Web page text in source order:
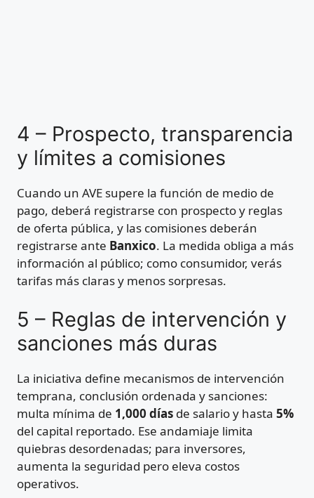
4 – Prospecto, transparencia
y límites a comisiones
Cuando un AVE supere la función de medio de
pago, deberá registrarse con prospecto y reglas
de oferta pública, y las comisiones deberán
registrarse ante Banxico. La medida obliga a más
información al público; como consumidor, verás
tarifas más claras y menos sorpresas.
5 – Reglas de intervención y
sanciones más duras
La iniciativa define mecanismos de intervención
temprana, conclusión ordenada y sanciones:
multa mínima de 1,000 días de salario y hasta 5%
del capital reportado. Ese andamiaje limita
quiebras desordenadas; para inversores,
aumenta la seguridad pero eleva costos
operativos.